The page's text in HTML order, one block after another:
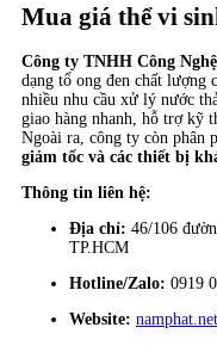
Mua giá thể vi
Công ty TNHH Công
dạng tổ ong đen chất lượng
nhiều nhu cầu xử lý nước
giao hàng nhanh, hỗ trợ kỹ
Ngoài ra, công ty còn phân
giảm tốc và các thiết bị
Thông tin liên hệ:
Địa chỉ: 46/106
TP.HCM
Hotline/Zalo: 0919
Website: namphat.net